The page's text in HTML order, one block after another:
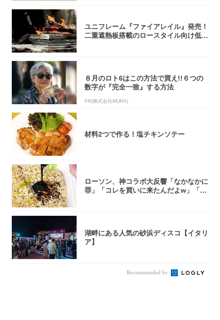
ユニフレーム『ファイアレイル』発売！
二重遮熱板搭載のロースタイル向け低型
８月のロト6はこの方法で買え!!６つの
数字が『完全一致』する方法
PR(株式会社MURA)
材料2つで作る！塩チキンソテー
ローソン、神コラボ大反響「なかなかに
罪」「コレを買いに来たんだよw」「３
湖畔にある人気の砂浜ディスコ【イタリ
ア】
Recommended by